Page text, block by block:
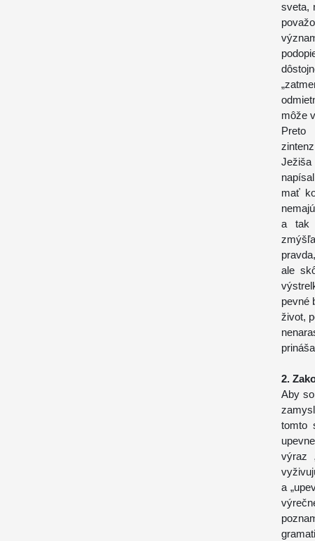
sveta,
môže
Preto
mať
a tak
ale
pevné
život,
2.
Aby
tomto
výraz
a